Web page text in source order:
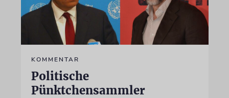
KOMMENTAR
Politische
Pünktchensammler